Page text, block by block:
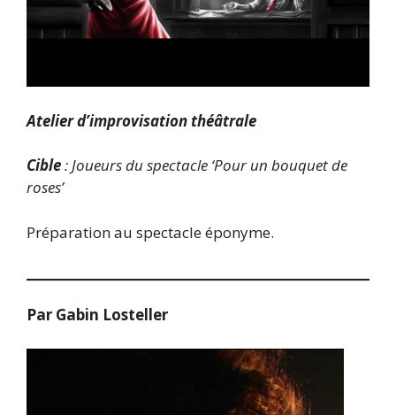
Atelier d’improvisation théâtrale
Cible: Joueurs du spectacle ‘Pour un bouquet de
roses’
Préparation au spectacle éponyme.
Par Gabin Losteller